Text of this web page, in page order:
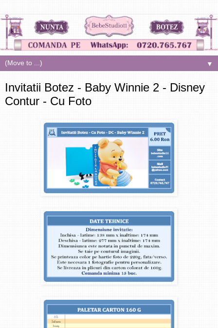
▼
Invitatii Botez - Baby Winnie 2 - Disney
Contur - Cu Foto